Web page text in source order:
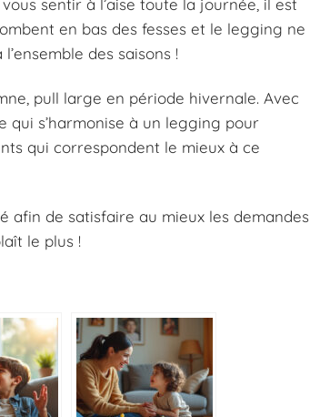
en bas des fesses et le legging ne
des saisons !
pull large en période hivernale. Avec
qui s’harmonise à un legging pour
qui correspondent le mieux à ce
afin de satisfaire au mieux les demandes
le plus !